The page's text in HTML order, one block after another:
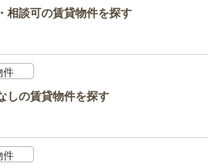
相談可の賃貸物件を探す
件
しの賃貸物件を探す
件